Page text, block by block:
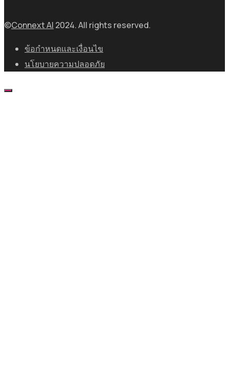
©Connext AI 2024. All rights reserved.
ข้อกำหนดและเงื่อนไข
นโยบายความปลอดภัย